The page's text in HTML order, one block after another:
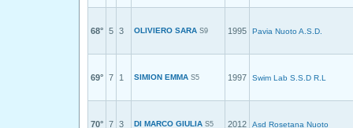
68° 5 3 OLIVIERO SARA S9 1995 Pavia Nuoto A.S.D.
69° 7 1 SIMION EMMA S5 1997 Swim Lab S.S.D R.L
70° 7 3 DI MARCO GIULIA S5 2012 Asd Rosetana Nuoto